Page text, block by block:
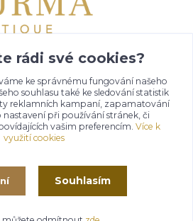
rádi své cookies?
ke správnému fungování našeho
souhlasu také ke sledování statistik
reklamních kampaní, zapamatování
při používání stránek, či
vašim preferencím. Více k
využití cookies
Souhlasím